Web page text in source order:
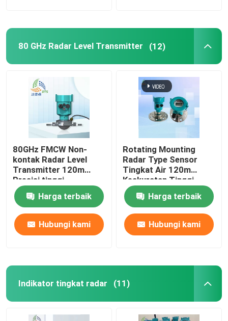
80 GHz Radar Level Transmitter (12)
80GHz FMCW Non-
kontak Radar Level
Transmitter 120m
Presisi tinggi
Harga terbaik
Hubungi kami
Rotating Mounting
Radar Type Sensor
Tingkat Air 120m
Keakuratan Tinggi
Harga terbaik
Hubungi kami
Indikator tingkat radar (11)